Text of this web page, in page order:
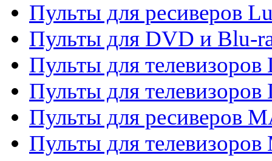
Пульты для ресиверов
Пульты для DVD и Blu-
Пульты для телевизоров
Пульты для телевизоров
Пульты для ресиверов
Пульты для телевизоров